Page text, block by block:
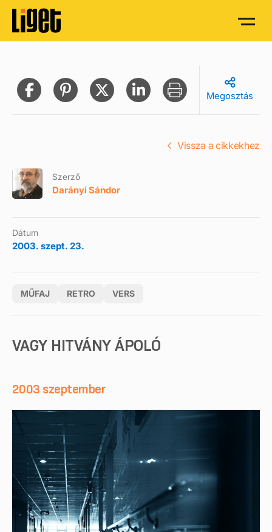
Megosztás
Szerző
Darányi Sándor
Dátum
2003. szept. 23.
MŰFAJ RETRO VERS
Vissza a cikkekhez
VAGY HITVÁNY ÁPOLÓ
2003 szeptember